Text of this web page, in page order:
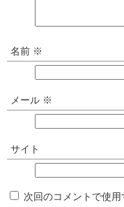
名前 ※
メール ※
サイト
次回のコメントで使